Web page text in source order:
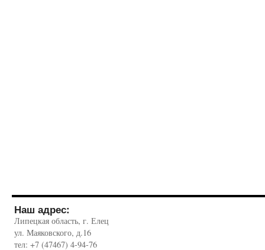
Наш адрес:
Липецкая область, г. Елец
ул. Маяковского, д.16
тел: +7 (47467) 4-94-76